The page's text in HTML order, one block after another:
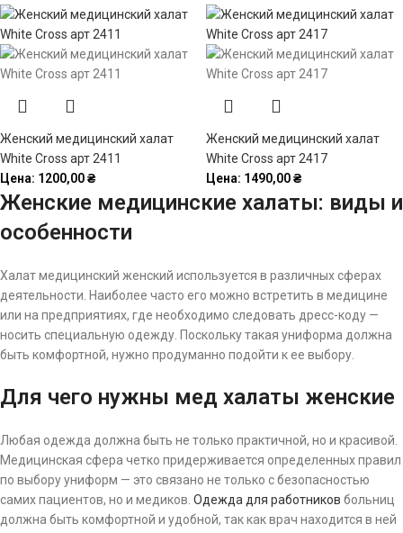
Женский медицинский халат
White Cross арт 2411
Цена: 1200,00₴
Женский медицинский халат
White Cross арт 2417
Цена: 1490,00₴
Женские медицинские халаты: виды и
особенности
Халат медицинский женский используется в различных сферах
деятельности. Наиболее часто его можно встретить в медицине
или на предприятиях, где необходимо следовать дресс-коду —
носить специальную одежду. Поскольку такая униформа должна
быть комфортной, нужно продуманно подойти к ее выбору.
Для чего нужны мед халаты женские
Любая одежда должна быть не только практичной, но и красивой.
Медицинская сфера четко придерживается определенных правил
по выбору униформ — это связано не только с безопасностью
самих пациентов, но и медиков. Одежда для работников больниц
должна быть комфортной и удобной, так как врач находится в ней